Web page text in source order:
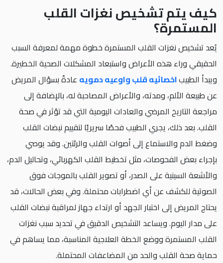
كيف يتم تشخيص نغزات القلب
المستمرة؟
يُعد تشخيص نغزات القلب المستمرة خطوة مهمة لمعرفة السبب
الحقيقي وراء هذه الأعراض واستبعاد المشكلات الصحية الخطيرة.
ويبدأ الطبيباخصائيه قلب واوعيه دمويهعادةً بسؤال المريض
عن طبيعة الألم، ومدته، والأعراض المصاحبة له، بالإضافة إلى
مراجعة التاريخ المرضي والعادات اليومية التي قد تؤثر في صحة
القلب. بعد ذلك، يجري الطبيب فحصًا سريريًا لتقييم نبضات القلب
وضغط الدم والاستماع إلى أصوات القلب والرئتين. وقد يوصي
بإجراء بعض الفحوصات، مثل تخطيط القلب الكهربائي، وتحاليل الدم،
والأشعة السينية على الصدر، أو تصوير القلب بالموجات فوق
الصوتية للكشف عن أي اضطرابات محتملة. وفي بعض الحالات، قد
يحتاج المريض إلى اختبار الجهد أو ارتداء جهاز لمراقبة نبضات القلب
على مدار اليوم. ويساعد التشخيص الدقيق في تحديد سبب نغزات
القلب المستمرة ووضع الخطة العلاجية المناسبة، مما يساهم في
حماية صحة القلب والحد من المضاعفات المحتملة.